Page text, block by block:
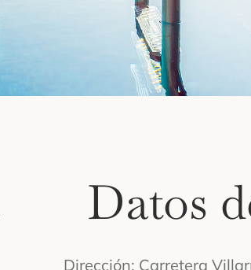
Datos
Dirección: Carretera